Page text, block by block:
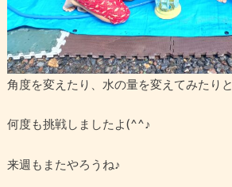
角度を変えたり、水の量を変えてみたりと
何度も挑戦しましたよ(^^♪
来週もまたやろうね♪